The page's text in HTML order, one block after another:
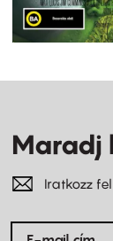
Maradj
Iratkozz